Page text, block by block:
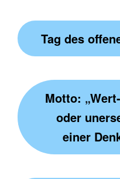
Tag des
Motto:
oder
einer